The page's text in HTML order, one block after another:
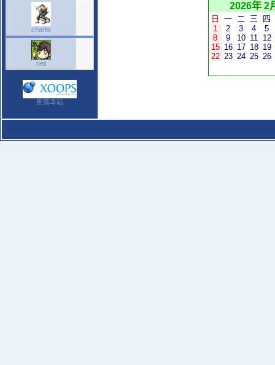
charlie
neil
推薦本站
2026年 2
日 一 二 三
四
1
2 3 4
5
8
9 10 11 12
15 16 17 18 19
22 23 24 25 26